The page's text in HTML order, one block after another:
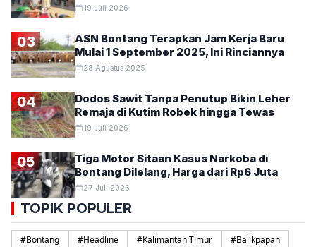
19 Juli 2026
03
ASN Bontang Terapkan Jam Kerja Baru
Mulai 1 September 2025, Ini Rinciannya
28 Agustus 2025
04
Dodos Sawit Tanpa Penutup Bikin Leher
Remaja di Kutim Robek hingga Tewas
19 Juli 2026
05
Tiga Motor Sitaan Kasus Narkoba di
Bontang Dilelang, Harga dari Rp6 Juta
27 Juli 2026
TOPIK POPULER
#Bontang #Headline #Kalimantan Timur #Balikpapan